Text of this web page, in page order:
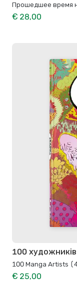
Прошедшее время
€ 28,00
100
100 Manga Artists
€ 25,00